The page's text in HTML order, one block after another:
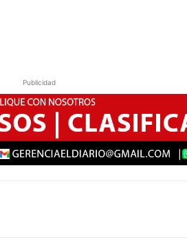
Publicidad